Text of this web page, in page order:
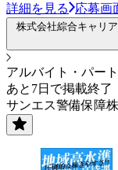
詳細を見る 応募画
株式会社綜合キャリ
アルバイト・パート
あと7日で掲載終了
サンエス警備保障